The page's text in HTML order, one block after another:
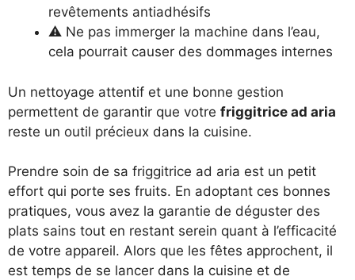
revêtements antiadhésifs
⚠️ Ne pas immerger la machine dans l’eau,
cela pourrait causer des dommages internes
Un nettoyage attentif et une bonne gestion
permettent de garantir que votre friggitrice ad aria
reste un outil précieux dans la cuisine.
Prendre soin de sa friggitrice ad aria est un petit
effort qui porte ses fruits. En adoptant ces bonnes
pratiques, vous avez la garantie de déguster des
plats sains tout en restant serein quant à l’efficacité
de votre appareil. Alors que les fêtes approchent, il
est temps de se lancer dans la cuisine et de